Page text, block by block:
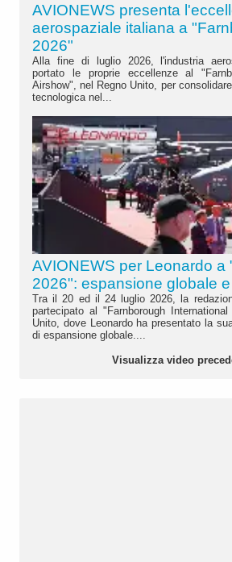
AVIONEWS presenta
aerospaziale italiana a
2026"
Alla fine di luglio 2026, l'industria
portato le proprie eccellenze al
Airshow", nel Regno Unito, per
tecnologica nel...
AVIONEWS per Leonardo a
2026": espansione globale
Tra il 20 ed il 24 luglio 2026, la
partecipato al "Farnborough
Unito, dove Leonardo ha presentato la
di espansione globale....
Visualizza video